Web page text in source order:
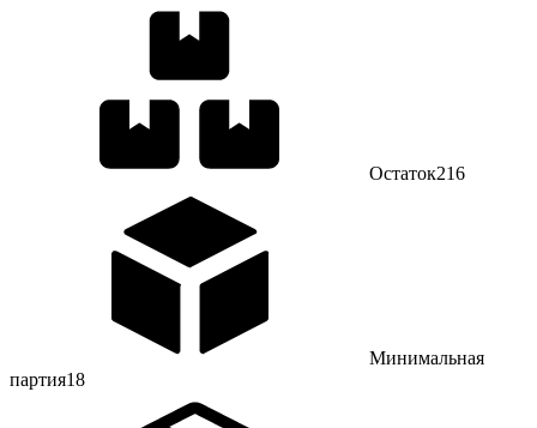
Остаток216
Минимальная
партия18